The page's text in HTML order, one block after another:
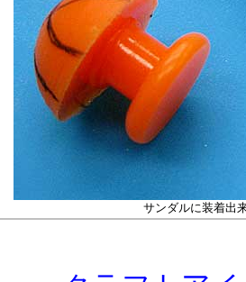
サンダルに装着出